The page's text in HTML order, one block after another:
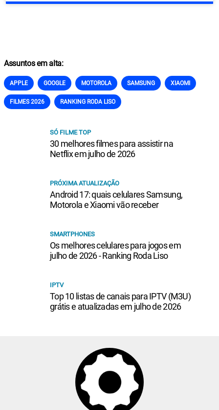
Assuntos em alta:
APPLE GOOGLE MOTOROLA SAMSUNG XIAOMI
FILMES 2026 RANKING RODA LISO
SÓ FILME TOP
30 melhores filmes para assistir na
Netflix em julho de 2026
PRÓXIMA ATUALIZAÇÃO
Android 17: quais celulares Samsung,
Motorola e Xiaomi vão receber
SMARTPHONES
Os melhores celulares para jogos em
julho de 2026 - Ranking Roda Liso
IPTV
Top 10 listas de canais para IPTV (M3U)
grátis e atualizadas em julho de 2026